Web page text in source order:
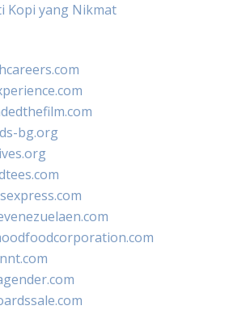
Kopi yang Nikmat
bg.org